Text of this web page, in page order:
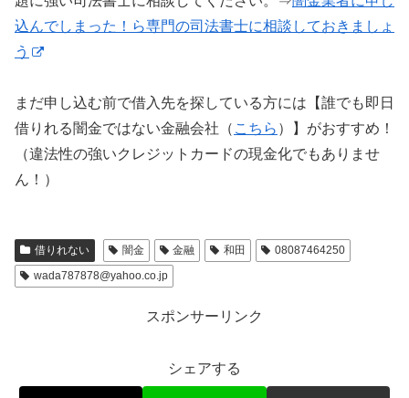
込んでしまった！ら専門の司法書士に相談しておきましょ
う
まだ申し込む前で借入先を探している方には【誰でも即日
借りれる闇金ではない金融会社（ こちら ）】がおすすめ！
（違法性の強いクレジットカードの現金化でもありませ
ん！）
借りれない 闇金 金融 和田
08087464250
wada787878@yahoo.co.jp
スポンサーリンク
シェアする